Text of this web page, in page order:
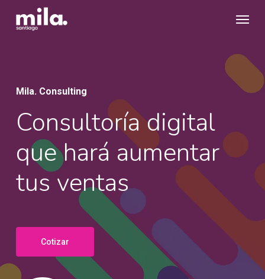
Mila. Consulting
Consultoría digital
que hará aumentar
tus ventas
Cotizar